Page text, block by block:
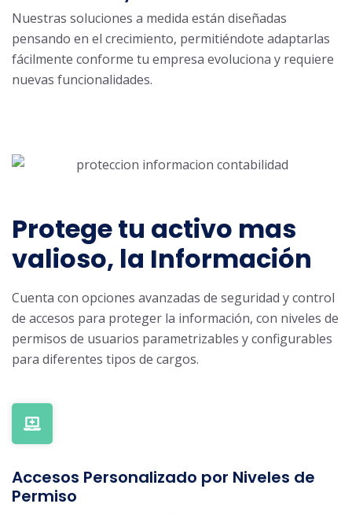
Nuestras soluciones a medida están diseñadas
pensando en el crecimiento, permitiéndote adaptarlas
fácilmente conforme tu empresa evoluciona y requiere
nuevas funcionalidades.
Protege tu activo mas
valioso, la Información
Cuenta con opciones avanzadas de seguridad y control
de accesos para proteger la información, con niveles de
permisos de usuarios parametrizables y configurables
para diferentes tipos de cargos.
Accesos Personalizado por Niveles de
Permiso